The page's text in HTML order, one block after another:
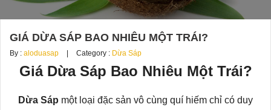
GIÁ DỪA SÁP BAO NHIÊU MỘT TRÁI?
By : aloduasap Category : Dừa Sáp
Giá Dừa Sáp Bao Nhiêu Một Trái?
Dừa Sáp một loại đặc sản vô cùng quí hiếm chỉ có duy